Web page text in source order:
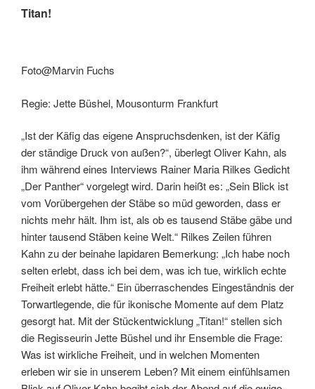
Titan!
Foto@Marvin Fuchs
Regie: Jette Büshel, Mousonturm Frankfurt
„Ist der Käfig das eigene Anspruchsdenken, ist der Käfig
der ständige Druck von außen?“, überlegt Oliver Kahn, als
ihm während eines Interviews Rainer Maria Rilkes Gedicht
„Der Panther“ vorgelegt wird. Darin heißt es: „Sein Blick ist
vom Vorübergehen der Stäbe so müd geworden, dass er
nichts mehr hält. Ihm ist, als ob es tausend Stäbe gäbe und
hinter tausend Stäben keine Welt.“ Rilkes Zeilen führen
Kahn zu der beinahe lapidaren Bemerkung: „Ich habe noch
selten erlebt, dass ich bei dem, was ich tue, wirklich echte
Freiheit erlebt hätte.“ Ein überraschendes Eingeständnis der
Torwartlegende, die für ikonische Momente auf dem Platz
gesorgt hat. Mit der Stückentwicklung „Titan!“ stellen sich
die Regisseurin Jette Büshel und ihr Ensemble die Frage:
Was ist wirkliche Freiheit, und in welchen Momenten
erleben wir sie in unserem Leben? Mit einem einfühlsamen